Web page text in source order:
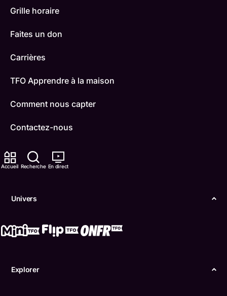
Accueil Recherche En direct
Univers
Explorer
Grille horaire
Faites un don
Carrières
TFO Apprendre à la maison
Comment nous capter
Contactez-nous
ONFR
Boukili
Confidentialité